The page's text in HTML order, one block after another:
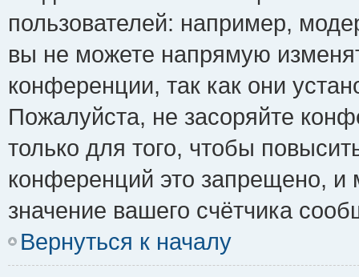
пользователей: например,
вы не можете напрямую
конференции, так как они
Пожалуйста, не засоряйте
только для того, чтобы
конференций это запрещено, и
значение вашего счётчика
Вернуться к началу